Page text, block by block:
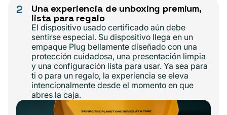
2
Una experiencia de unboxing premium,
lista para regalo
El dispositivo usado certificado aún debe
sentirse especial. Su dispositivo llega en un
empaque Plug bellamente diseñado con una
protección cuidadosa, una presentación limpia
y una configuración lista para usar. Ya sea para
ti o para un regalo, la experiencia se eleva
intencionalmente desde el momento en que
abres la caja.